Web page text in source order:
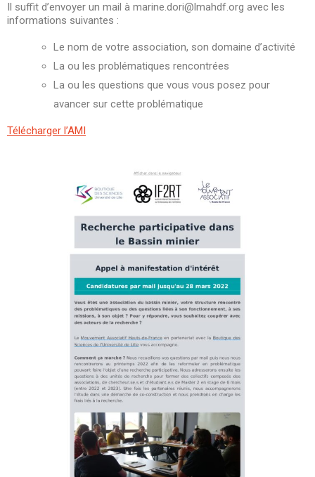
Il suffit d’envoyer un mail à marine.dori@lmahdf.org avec les
informations suivantes :
Le nom de votre association, son domaine d’activité
La ou les problématiques rencontrées
La ou les questions que vous vous posez pour
avancer sur cette problématique
Télécharger l’AMI